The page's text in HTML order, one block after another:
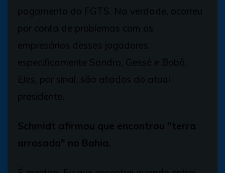
pagamento do FGTS. Na verdade, ocorreu
por conta de problemas com os
empresários desses jogadores,
especificamente Sandro, Gessé e Bobô.
Eles, por sinal, são aliados do atual
presidente.
Schmidt afirmou que encontrou "terra
arrasada" no Bahia.